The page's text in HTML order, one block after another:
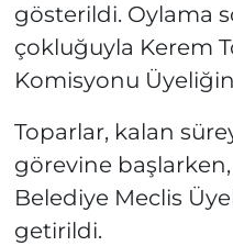
gösterildi. Oylama
çokluğuyla Kerem
Komisyonu
Toparlar, kalan
görevine başlarken,
Belediye Meclis
getirildi.